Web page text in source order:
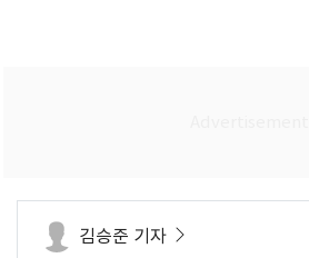
김승준 기자